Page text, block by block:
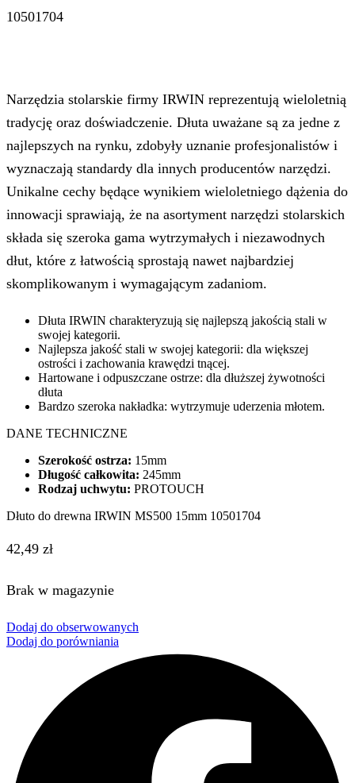
10501704
Narzędzia stolarskie firmy IRWIN reprezentują wieloletnią
tradycję oraz doświadczenie. Dłuta uważane są za jedne z
najlepszych na rynku, zdobyły uznanie profesjonalistów i
wyznaczają standardy dla innych producentów narzędzi.
Unikalne cechy będące wynikiem wieloletniego dążenia do
innowacji sprawiają, że na asortyment narzędzi stolarskich
składa się szeroka gama wytrzymałych i niezawodnych
dłut, które z łatwością sprostają nawet najbardziej
skomplikowanym i wymagającym zadaniom.
Dłuta IRWIN charakteryzują się najlepszą jakością stali w
swojej kategorii.
Najlepsza jakość stali w swojej kategorii: dla większej
ostrości i zachowania krawędzi tnącej.
Hartowane i odpuszczane ostrze: dla dłuższej żywotności
dłuta
Bardzo szeroka nakładka: wytrzymuje uderzenia młotem.
DANE TECHNICZNE
Szerokość ostrza: 15mm
Długość całkowita: 245mm
Rodzaj uchwytu: PROTOUCH
Dłuto do drewna IRWIN MS500 15mm 10501704
42,49 zł
Brak w magazynie
Dodaj do obserwowanych
Dodaj do porówniania